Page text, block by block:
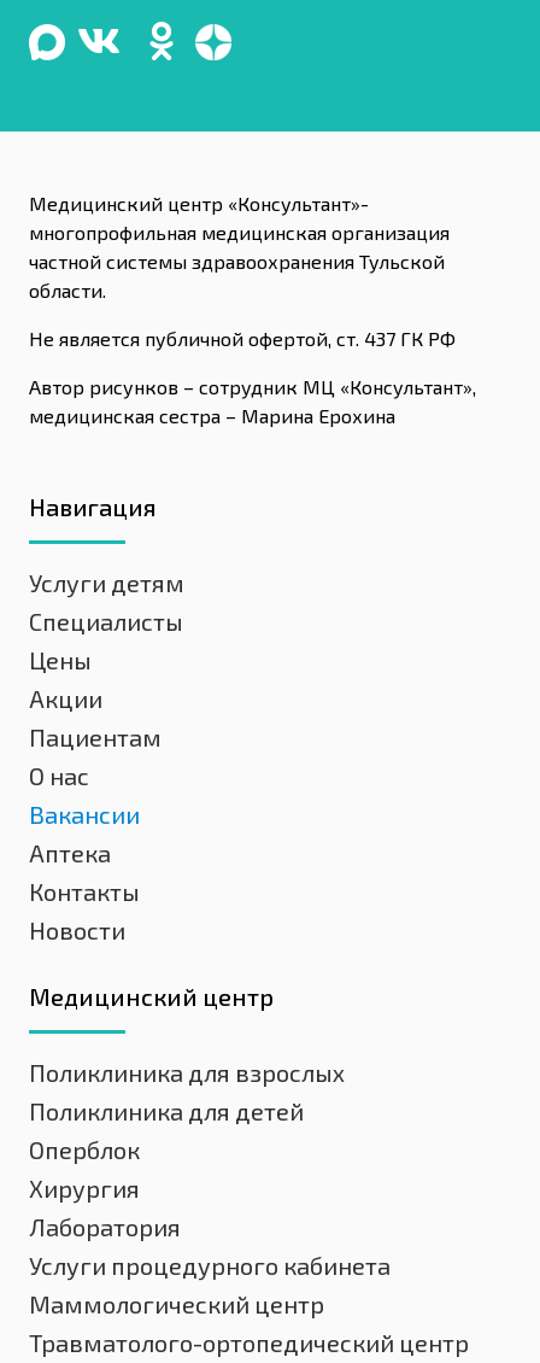
Медицинский центр «Консультант»-
многопрофильная медицинская организация
частной системы здравоохранения Тульской
области.
Не является публичной офертой, ст. 437 ГК РФ
Автор рисунков – сотрудник МЦ «Консультант»,
медицинская сестра – Марина Ерохина
Навигация
Услуги детям
Специалисты
Цены
Акции
Пациентам
О нас
Вакансии
Аптека
Контакты
Новости
Медицинский центр
Поликлиника для взрослых
Поликлиника для детей
Оперблок
Хирургия
Лаборатория
Услуги процедурного кабинета
Маммологический центр
Травматолого-ортопедический центр